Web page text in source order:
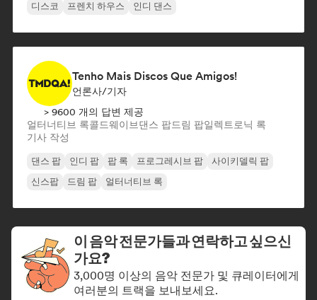
디스코
프렌치 하우스 인디 댄스
Tenho Mais Discos Que Amigos!
언론사/기자
> 9600 개의 답변 제공
얼터너티브 록콜드웨이브댄스 팝드림 팝일렉트로닉 록
기사 작성
댄스 팝 인디 팝 팝 록 프로그레시브 팝
사이키델릭 팝
신스팝
드림 팝 얼터너티브 록
이 음악 전문가들과 연락하고 싶으신
가요?
3,000명 이상의 음악 전문가 및 큐레이터에게
여러분의 트랙을 보내보세요.